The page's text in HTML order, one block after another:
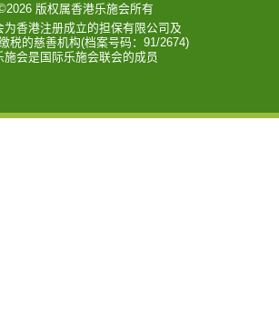
版权属香港乐施会所有
为香港注册成立的担保有限公司及
税的慈善机构(档案号码：91/2674)
施会是国际乐施会联会的成员